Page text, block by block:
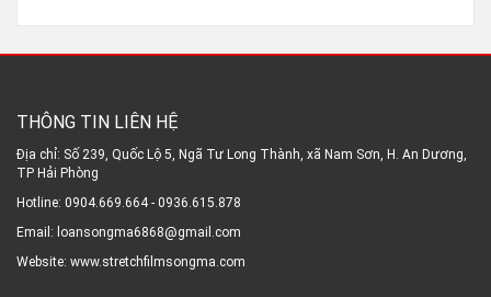
THÔNG TIN LIÊN HỆ
Địa chỉ: Số 239, Quốc Lộ 5, Ngã Tư Long Thành, xã Nam Sơn, H. An Dương,
TP Hải Phòng
Hotline: 0904.669.664 - 0936.615.878
Email: loansongma6868@gmail.com
Website: www.stretchfilmsongma.com